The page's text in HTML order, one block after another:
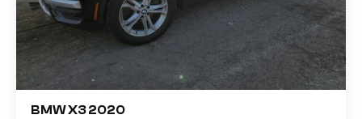
BMW X3 2020